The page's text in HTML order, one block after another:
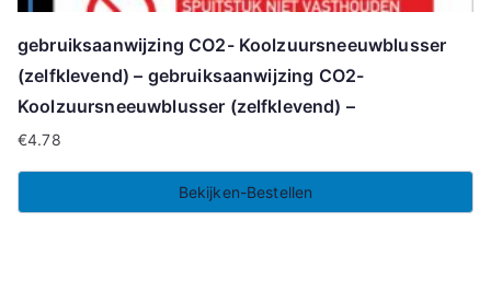
gebruiksaanwijzing CO2- Koolzuursneeuwblusser
(zelfklevend) – gebruiksaanwijzing CO2-
Koolzuursneeuwblusser (zelfklevend) –
€4.78
Bekijken-Bestellen